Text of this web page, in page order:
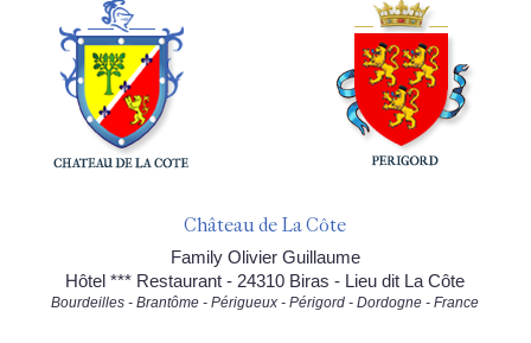
Château de La Côte
Family Olivier Guillaume
Hôtel *** Restaurant - 24310 Biras - Lieu dit La Côte
Bourdeilles - Brantôme - Périgueux - Périgord - Dordogne - France